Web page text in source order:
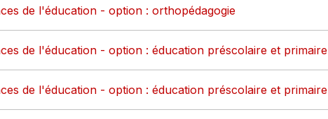
de l'éducation - option : orthopédagogie
de l'éducation - option : éducation préscolaire et primaire
de l'éducation - option : éducation préscolaire et primaire